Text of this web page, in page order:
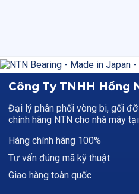
Công Ty TNHH Hồng
Đại lý phân phối vòng bi, gối
chính hãng NTN cho nhà máy
Hàng chính hãng 100%
Tư vấn đúng mã kỹ thuật
Giao hàng toàn quốc